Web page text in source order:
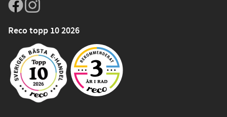
Reco topp 10 2026